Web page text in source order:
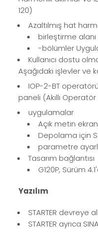
120)
Azaltılmış hat
birleştirme
-bölümler
Kullanıcı dostu
Aşağıdaki işlevler ve
IOP-2-BT
paneli (Akıllı
uygulamalar
Açık metin
Depolama için
parametre
Tasarım bağlantısı
G120P, Sürüm
Yazılım
STARTER devreye
STARTER ayrıca